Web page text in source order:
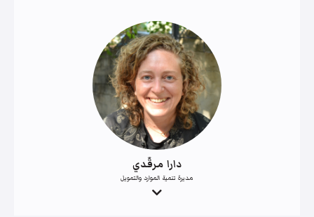
دارا مرقّدي
مديرة تنمية الموارد والتمويل